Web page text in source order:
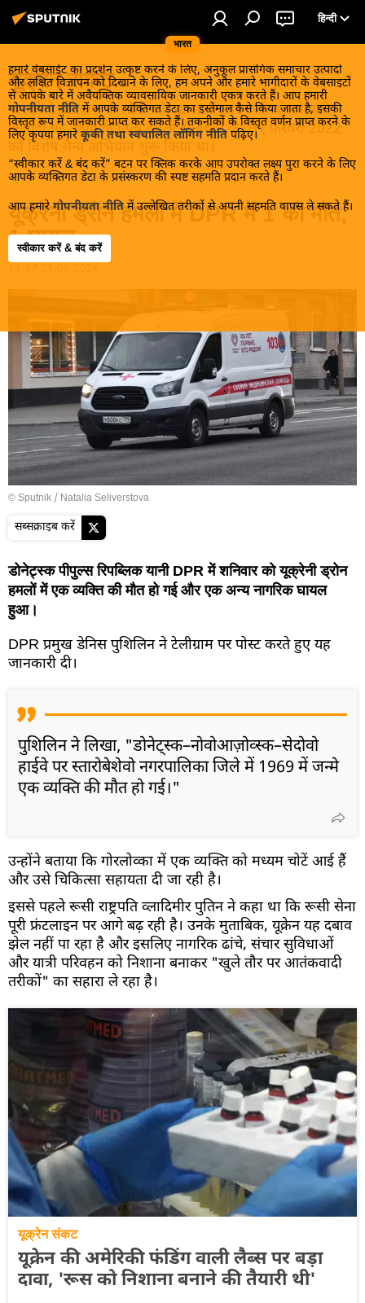
भारत
हिन्दी
हमारे वेबसाईट का प्रदर्शन उत्कृष्ट करने के लिए, अनुकूल प्रासंगिक समाचार उत्पादों
और लक्षित विज्ञापन को दिखाने के लिए, हम अपने और हमारे भागीदारों के वेबसाइटों
से आपके बारे में अवैयक्तिक व्यावसायिक जानकारी एकत्र करते हैं। आप हमारी
गोपनीयता नीति में आपके व्यक्तिगत डेटा का इस्तेमाल कैसे किया जाता है, इसकी
विस्तृत रूप में जानकारी प्राप्त कर सकते हैं। तकनीकों के विस्तृत वर्णन प्राप्त करने के
लिए कृपया हमारे कूकी तथा स्वचालित लॉगिंग नीति पढ़िए।
“स्वीकार करें & बंद करें” बटन पर क्लिक करके आप उपरोक्त लक्ष्य पुरा करने के लिए
आपके व्यक्तिगत डेटा के प्रसंस्करण की स्पष्ट सहमति प्रदान करते हैं।
आप हमारे गोपनीयता नीति में उल्लेखित तरीकों से अपनी सहमति वापस ले सकते हैं।
स्वीकार करें & बंद करें
यूक्रेन संकट
मास्को ने डोनबास के लोगों को, खास तौर पर रूसी बोलनेवाली
आबादी को, कीव के नित्य हमलों से बचाने के लिए फरवरी 2022
को विशेष सैन्य अभियान शुरू किया था।
यूक्रेनी ड्रोन हमलों में DPR में 1 की मौत,
1 घायल
© Sputnik / Natalia Seliverstova
सब्सक्राइब करें
डोनेट्स्क पीपुल्स रिपब्लिक यानी DPR में शनिवार को यूक्रेनी ड्रोन
हमलों में एक व्यक्ति की मौत हो गई और एक अन्य नागरिक घायल
हुआ।
DPR प्रमुख डेनिस पुशिलिन ने टेलीग्राम पर पोस्ट करते हुए यह
जानकारी दी।
पुशिलिन ने लिखा, "डोनेट्स्क–नोवोआज़ोव्स्क–सेदोवो
हाईवे पर स्तारोबेशेवो नगरपालिका जिले में 1969 में जन्मे
एक व्यक्ति की मौत हो गई।"
उन्होंने बताया कि गोरलोव्का में एक व्यक्ति को मध्यम चोटें आई हैं
और उसे चिकित्सा सहायता दी जा रही है।
इससे पहले रूसी राष्ट्रपति व्लादिमीर पुतिन ने कहा था कि रूसी सेना
पूरी फ्रंटलाइन पर आगे बढ़ रही है। उनके मुताबिक, यूक्रेन यह दबाव
झेल नहीं पा रहा है और इसलिए नागरिक ढांचे, संचार सुविधाओं
और यात्री परिवहन को निशाना बनाकर "खुले तौर पर आतंकवादी
तरीकों" का सहारा ले रहा है।
यूक्रेन संकट
यूक्रेन की अमेरिकी फंडिंग वाली लैब्स पर बड़ा
दावा, 'रूस को निशाना बनाने की तैयारी थी'